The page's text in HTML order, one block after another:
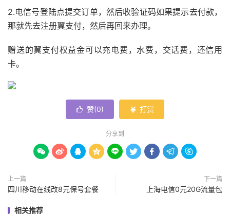
2.电信号登陆点提交订单，然后收验证码如果提示去付款，
那就先去注册翼支付，然后再回来办理。
赠送的翼支付权益金可以充电费，水费，交话费，还信用
卡。
 赞(0)  打赏
分享到
        
上一篇
四川移动在线改8元保号套餐
下一篇
上海电信0元20G流量包
相关推荐